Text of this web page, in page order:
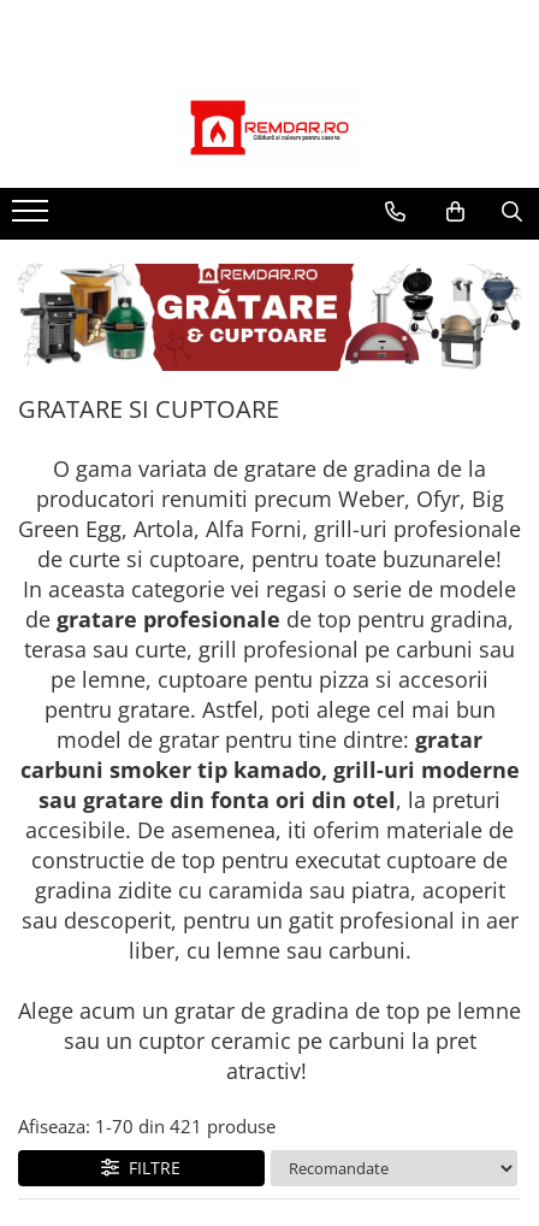
SEMINEE SI SOBE PE LEMNE
FOCARE SEMINEE PRO
SOBE PE LEMNE
SOBE PE LEMNE PREMIUM
SEMINEE MODULARE
PREFABRICATE
SEMINEE PREMIUM
FOCARE HOXTER PREMIUM
ȘEMINEE MODULARE HOXTER
TERMOSEMINEE
SOBE MOBILE TERACOTĂ
SEMINEE SUSPENDATE PE LEMNE
SOBE DE GĂTIT PE LEMNE
COSURI DE FUM
COSURI INOX PROFESIONALE
Schiedel Permeter Negru
Schiedel ICS inox
Cosuri de fum inox JEREMIAS
Cosuri de fum inox DARCO
COSURI DE FUM SCHIEDEL
Cos ceramic RONDO
Cos ceramic UNI
COSURI DE FUM CERAMICE HOCH
HOCH UNIVERSAL EVO
HOCH INDUSTRIAL
Coș de fum SMART
Coș de fum LSK
COSURI DE FUM CERAMICE KAMIN
HORN
Showroom seminee Galati
GRATARE SI CUPTOARE
O gama variata de gratare de gradina de la
producatori renumiti precum Weber, Ofyr, Big
Green Egg, Artola, Alfa Forni, grill-uri profesionale
de curte si cuptoare, pentru toate buzunarele!
In aceasta categorie vei regasi o serie de modele
de gratare profesionale de top pentru gradina,
terasa sau curte, grill profesional pe carbuni sau
pe lemne, cuptoare pentu pizza si accesorii
pentru gratare. Astfel, poti alege cel mai bun
model de gratar pentru tine dintre: gratar
carbuni smoker tip kamado, grill-uri moderne
sau gratare din fonta ori din otel, la preturi
accesibile. De asemenea, iti oferim materiale de
constructie de top pentru executat cuptoare de
gradina zidite cu caramida sau piatra, acoperit
sau descoperit, pentru un gatit profesional in aer
liber, cu lemne sau carbuni.
Alege acum un gratar de gradina de top pe lemne
sau un cuptor ceramic pe carbuni la pret
atractiv!
Afiseaza: 1-70 din 421 produse
FILTRE